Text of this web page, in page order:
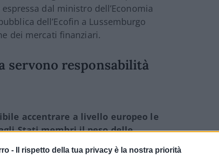
- Il rispetto della tua privacy è la nostra priorità
dal ministro dell’Economia
dell’Ecofin a Lussemburgo
dei mercati finanziari.
servono responsabilità
accentrare a livello europeo le
Stati membri il peso delle
operative o tensioni sui mercati
si decidesse di ampliare le